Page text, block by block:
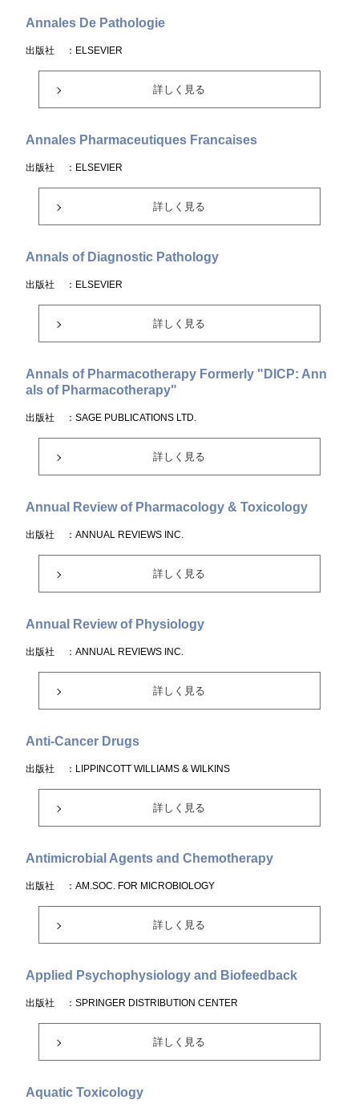
Annales De Pathologie
出版社 ：ELSEVIER
詳しく見る
Annales Pharmaceutiques Francaises
出版社 ：ELSEVIER
詳しく見る
Annals of Diagnostic Pathology
出版社 ：ELSEVIER
詳しく見る
Annals of Pharmacotherapy Formerly "DICP: Ann
als of Pharmacotherapy"
出版社 ：SAGE PUBLICATIONS LTD.
詳しく見る
Annual Review of Pharmacology & Toxicology
出版社 ：ANNUAL REVIEWS INC.
詳しく見る
Annual Review of Physiology
出版社 ：ANNUAL REVIEWS INC.
詳しく見る
Anti-Cancer Drugs
出版社 ：LIPPINCOTT WILLIAMS & WILKINS
詳しく見る
Antimicrobial Agents and Chemotherapy
出版社 ：AM.SOC. FOR MICROBIOLOGY
詳しく見る
Applied Psychophysiology and Biofeedback
出版社 ：SPRINGER DISTRIBUTION CENTER
詳しく見る
Aquatic Toxicology